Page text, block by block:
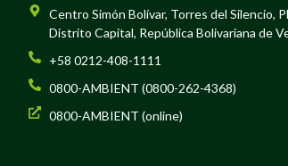
Centro Simón Bolívar, Torres del Silencio,
Distrito Capital, República Bolivariana de
+58 0212-408-1111
0800-AMBIENT (0800-262-4368)
0800-AMBIENT (online)